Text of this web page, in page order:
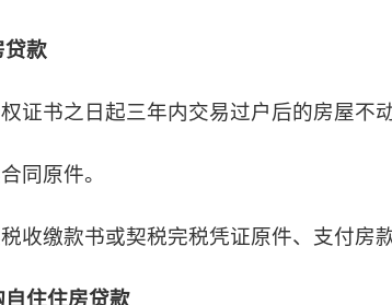
贷款
证书之日起三年内交易过户后的房屋不
同原件。
收缴款书或契税完税凭证原件、支付房
自住住房贷款